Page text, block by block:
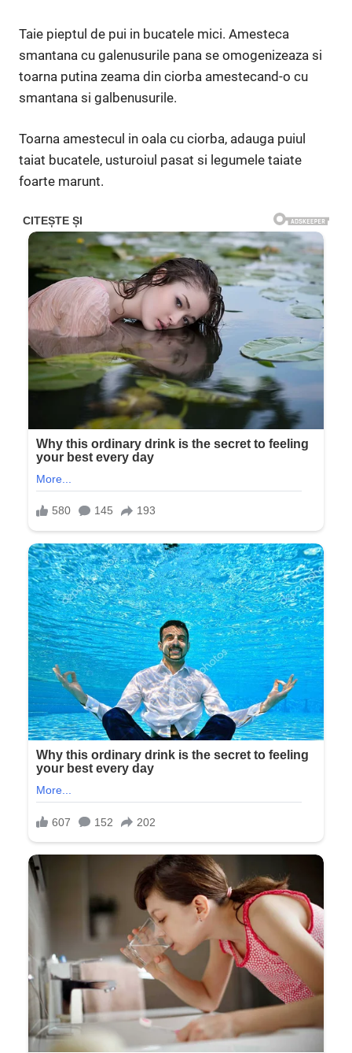
Taie pieptul de pui in bucatele mici. Amesteca
smantana cu galenusurile pana se omogenizeaza si
toarna putina zeama din ciorba amestecand-o cu
smantana si galbenusurile.
Toarna amestecul in oala cu ciorba, adauga puiul
taiat bucatele, usturoiul pasat si legumele taiate
foarte marunt.